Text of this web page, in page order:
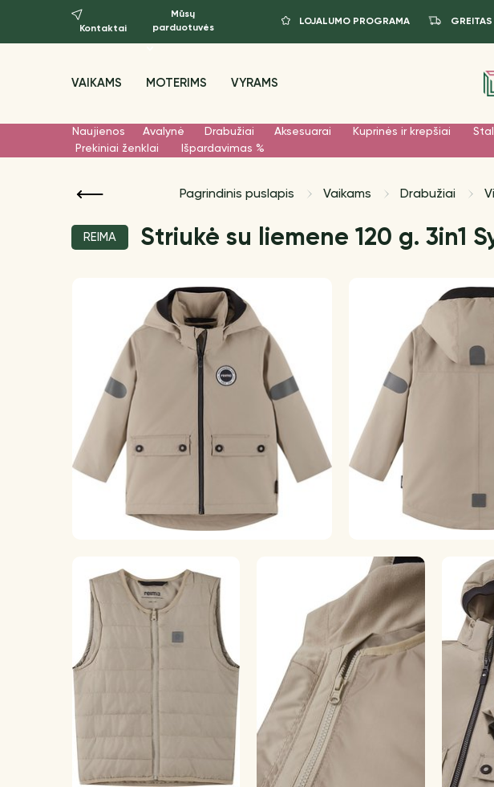
Kontaktai
Mūsų
parduotuvės
LOJALUMO PROGRAMA
VAIKAMS MOTERIMS VYRAMS
Naujienos Avalynė Drabužiai Aksesuarai Kuprinės ir krepšiai
Prekiniai ženklai
Išpardavimas %
Pagrindinis puslapis Vaikams Drabužiai
REIMA Striukė su liemene 120 g. 3in1